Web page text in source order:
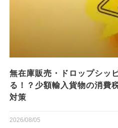
無在庫販売・ドロップシッ
る！？少額輸入貨物の消費
対策
2026/08/05